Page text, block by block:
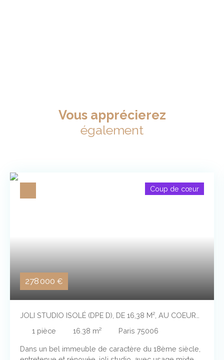
Vous apprécierez
également
278 000 €
Coup de cœur
JOLI STUDIO ISOLÉ (DPE D), DE 16,38 M², AU COEUR
DU QUARTIER ST MICHEL
1 pièce 16.38 m² Paris 75006
Dans un bel immeuble de caractère du 18ème siècle,